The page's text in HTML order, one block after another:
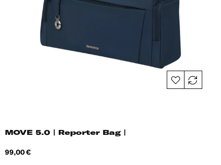
MOVE 5.0 | Reporter Bag |
Hind
99,00 €